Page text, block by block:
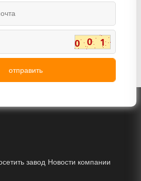
завод Новости компании